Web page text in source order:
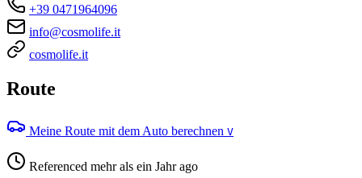
+39 0471964096
info@cosmolife.it
cosmolife.it
Route
Meine Route mit dem Auto berechnen V
Referenced mehr als ein Jahr ago